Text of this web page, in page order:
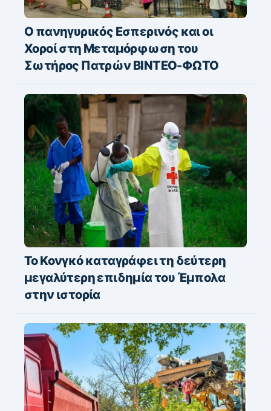
Ο πανηγυρικός Εσπερινός και οι
Χοροί στη Μεταμόρφωση του
Σωτήρος Πατρών ΒΙΝΤΕΟ-ΦΩΤΟ
Το Κονγκό καταγράφει τη δεύτερη
μεγαλύτερη επιδημία του Έμπολα
στην ιστορία